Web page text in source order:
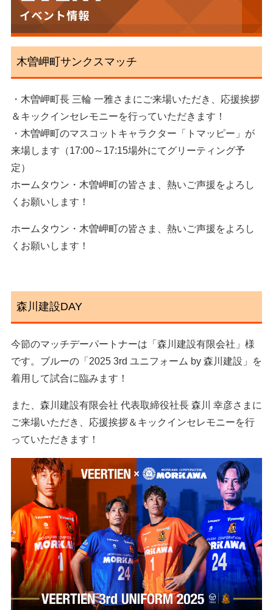
木曽岬町サンクスマッチ
・木曽岬町長 三輪 一雅さまにご来場いただき、応援挨拶
＆キックインセレモニーを行っていただきます！
・木曽岬町のマスコットキャラクター「トマッピー」が
来場します（17:00～17:15場外にてグリーティング予
定）
ホームタウン・木曽岬町の皆さま、熱いご声援をよろし
くお願いします！
ホームタウン・木曽岬町の皆さま、熱いご声援をよろし
くお願いします！
森川建設DAY
今節のマッチデーパートナーは「森川建設有限会社」様
です。ブルーの「2025 3rd ユニフォーム by 森川建設」を
着用して試合に臨みます！
また、森川建設有限会社 代表取締役社長 森川 幸彦さまに
ご来場いただき、応援挨拶＆キックインセレモニーを行
っていただきます！